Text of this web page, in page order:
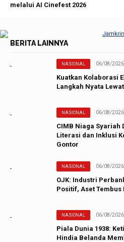
melalui AI Cinefest 2026
BERITA LAINNYA
NASIONAL 06/08/2026
Kuatkan Kolaborasi
Langkah Nyata
NASIONAL 06/08/2026
CIMB Niaga Syariah
Literasi dan Inklusi
Gontor
NASIONAL 06/08/2026
OJK: Industri
Positif, Aset Tembus
NASIONAL 06/08/2026
Piala Dunia 1938:
Hindia Belanda